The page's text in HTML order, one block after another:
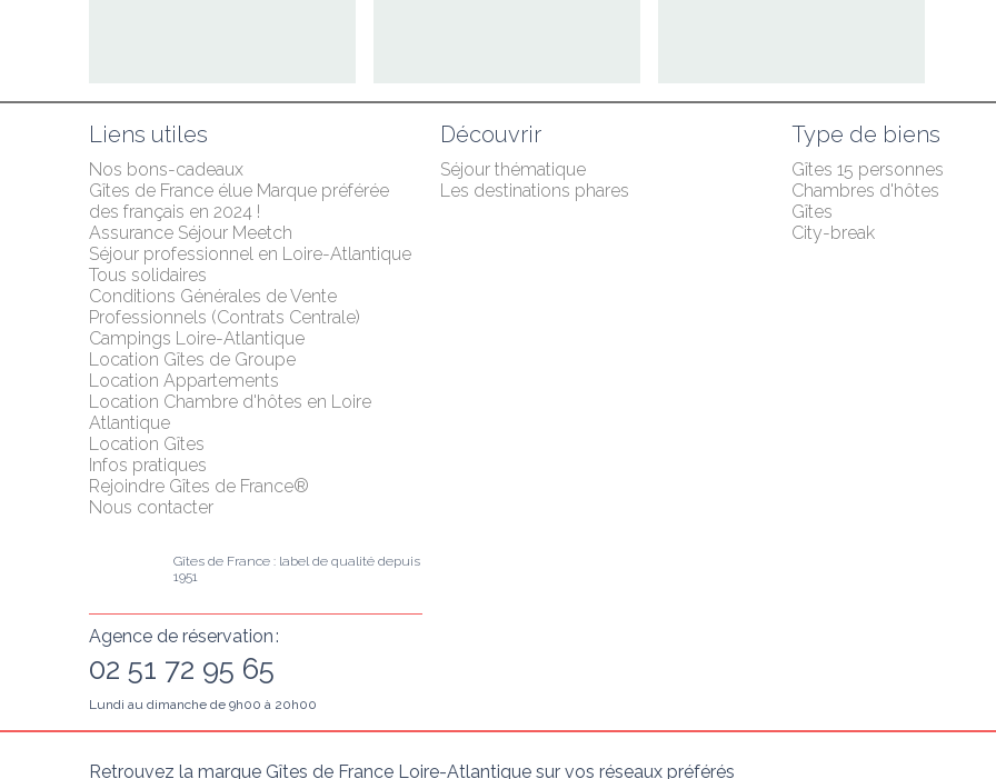
Liens utiles
Nos bons-cadeaux
Gîtes de France élue Marque préférée
des français en 2024 !
Assurance Séjour Meetch
Séjour professionnel en Loire-Atlantique
Tous solidaires
Conditions Générales de Vente
Professionnels (Contrats Centrale)
Campings Loire-Atlantique
Location Gîtes de Groupe
Location Appartements
Location Chambre d'hôtes en Loire
Atlantique
Location Gîtes
Infos pratiques
Rejoindre Gîtes de France®
Nous contacter
Découvrir
Séjour thématique
Les destinations phares
Type de biens
Gîtes 15 personnes
Chambres d'hôtes
Gîtes
City-break
Gîtes de France : label de qualité depuis
1951
Agence de réservation :
02 51 72 95 65
Lundi au dimanche de 9h00 à 20h00
Retrouvez la marque Gîtes de France Loire-Atlantique sur vos réseaux préférés